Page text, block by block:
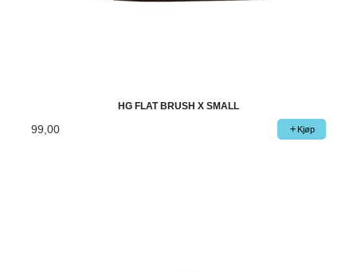
HG FLAT BRUSH X SMALL
99,00 Kjøp